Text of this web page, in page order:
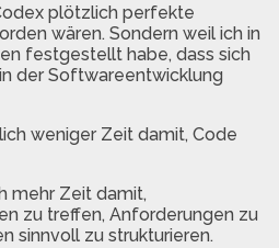
plötzlich perfekte
wären. Sondern weil ich in
festgestellt habe, dass sich
der Softwareentwicklung
weniger Zeit damit, Code
mehr Zeit damit,
zu treffen, Anforderungen zu
sinnvoll zu strukturieren.